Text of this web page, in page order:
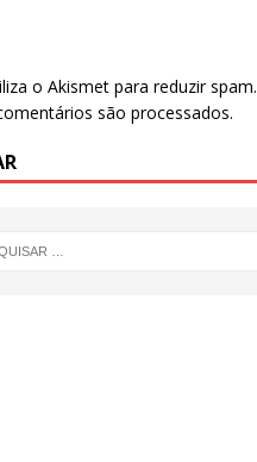
o Akismet para reduzir spam.
são processados.